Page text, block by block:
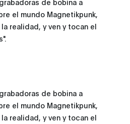
el mundo Magnetikpunk,
realidad, y ven y tocan el
de bobina a
el mundo Magnetikpunk,
realidad, y ven y tocan el